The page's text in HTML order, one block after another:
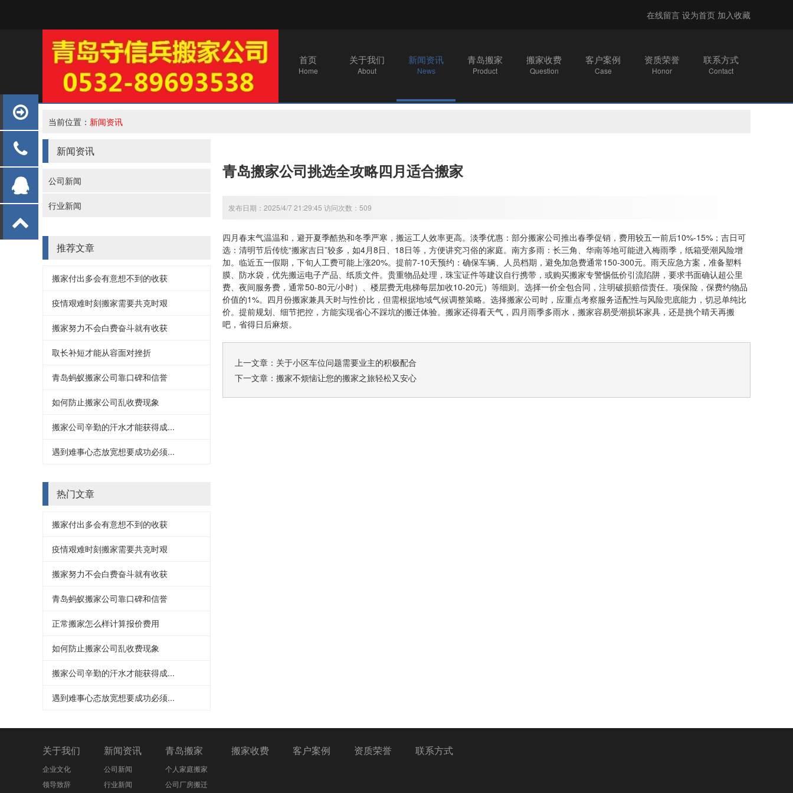
在线留言 设为首页 加入收藏
首页
Home
关于我们
About
新闻资讯
News
青岛搬家
Product
搬家收费
Question
客户案例
Case
资质荣誉
Honor
联系方式
Contact
当前位置： 新闻资讯
新闻资讯
公司新闻
行业新闻
推荐文章
搬家付出多会有意想不到的收获
疫情艰难时刻搬家需要共克时艰
搬家努力不会白费奋斗就有收获
取长补短才能从容面对挫折
青岛蚂蚁搬家公司靠口碑和信誉
如何防止搬家公司乱收费现象
搬家公司辛勤的汗水才能获得成...
遇到难事心态放宽想要成功必须...
热门文章
搬家付出多会有意想不到的收获
疫情艰难时刻搬家需要共克时艰
搬家努力不会白费奋斗就有收获
青岛蚂蚁搬家公司靠口碑和信誉
正常搬家怎么样计算报价费用
如何防止搬家公司乱收费现象
搬家公司辛勤的汗水才能获得成...
遇到难事心态放宽想要成功必须...
青岛搬家公司挑选全攻略四月适合搬家
发布日期：2025/4/7 21:29:45 访问次数：509
四月春末气温温和，避开夏季酷热和冬季严寒，搬运工人效率更高。‌淡季优惠‌：部分搬家公司推出春季促销，费用较五一前后10%-15%；‌吉日可
选‌：清明节后传统“搬家吉日”较多，如4月8日、18日等，方便讲究习俗的家庭。‌南方多雨‌：长三角、华南等地可能进入梅雨季，纸箱受潮风险增
加。临近五一假期，下旬人工费可能上涨20%。提前7-10天预约‌：确保车辆、人员档期，避免加急费通常150-300元。‌雨天应急方案‌，准备塑料
膜、防水袋，优先搬运电子产品、纸质文件。‌贵重物品处理‌，珠宝证件等建议自行携带，或购买搬家专警惕低价引流陷阱，要求书面确认超公里
费、夜间服务费，通常50-80元/小时）、楼层费无电梯每层加收10-20元）等细则。选择一价全包合同，注明破损赔偿责任。项保险，保费约物品
价值的1%。四月份搬家兼具天时与性价比，但需根据地域气候调整策略。选择搬家公司时，应重点考察服务适配性与风险兜底能力，切忌单纯比
价。提前规划、细节把控，方能实现省心不踩坑的搬迁体验。搬家还得看天气，四月雨季多雨水，搬家容易受潮损坏家具，还是挑个晴天再搬
吧，省得日后麻烦。
上一文章： 关于小区车位问题需要业主的积极配合
下一文章： 搬家不烦恼让您的搬家之旅轻松又安心
关于我们
企业文化
领导致辞
新闻资讯
公司新闻
行业新闻
青岛搬家
个人家庭搬家
公司厂房搬迁
搬家收费 客户案例 资质荣誉 联系方式